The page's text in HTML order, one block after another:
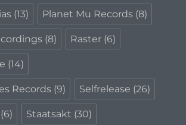
(13) Planet Mu Records (8)
(8) Raster (6)
(14)
Records (9) Selfrelease (26)
(6) Staatsakt (30)